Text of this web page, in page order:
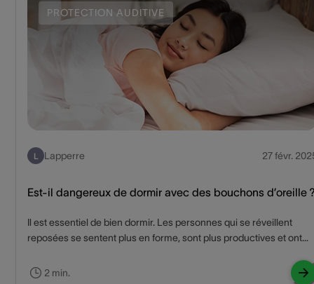
PROTECTION AUDITIVE
L Lapperre 27 févr.
Est-il dangereux de dormir avec des bouchons d’oreille
Il est essentiel de bien dormir. Les personnes qui se réveillent
reposées se sentent plus en forme, sont plus productives et ont
tous la chance d’avoir un sommeil réparateur. En cause ? Un
2 min.